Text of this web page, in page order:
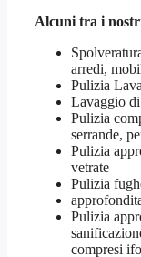
Alcuni tra i
arredi,
Pulizia
Lavaggio
Pulizia
serrande,
Pulizia
vetrate
Pulizia
Pulizia
compresi